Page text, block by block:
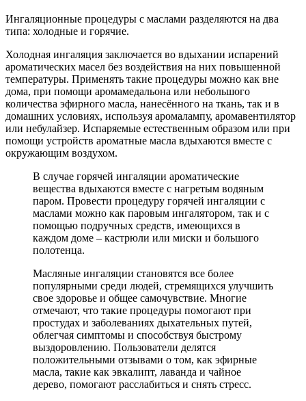
Ингаляционные процедуры с маслами разделяются на два
типа: холодные и горячие.
Холодная ингаляция заключается во вдыхании испарений
ароматических масел без воздействия на них повышенной
температуры. Применять такие процедуры можно как вне
дома, при помощи аромамедальона или небольшого
количества эфирного масла, нанесённого на ткань, так и в
домашних условиях, используя аромалампу, аромавентилятор
или небулайзер. Испаряемые естественным образом или при
помощи устройств ароматные масла вдыхаются вместе с
окружающим воздухом.
В случае горячей ингаляции ароматические
вещества вдыхаются вместе с нагретым водяным
паром. Провести процедуру горячей ингаляции с
маслами можно как паровым ингалятором, так и с
помощью подручных средств, имеющихся в
каждом доме – кастрюли или миски и большого
полотенца.
Масляные ингаляции становятся все более
популярными среди людей, стремящихся улучшить
свое здоровье и общее самочувствие. Многие
отмечают, что такие процедуры помогают при
простудах и заболеваниях дыхательных путей,
облегчая симптомы и способствуя быстрому
выздоровлению. Пользователи делятся
положительными отзывами о том, как эфирные
масла, такие как эвкалипт, лаванда и чайное
дерево, помогают расслабиться и снять стресс.